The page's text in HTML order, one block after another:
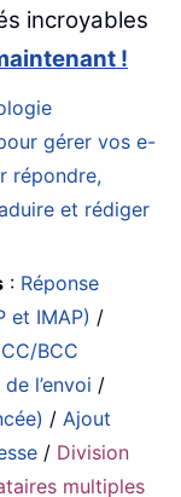
incroyables
!
gérer vos e-
répondre,
et rédiger
: Réponse
et IMAP) /
CC/BCC
l’envoi /
/Ajout
/ Division
multiples